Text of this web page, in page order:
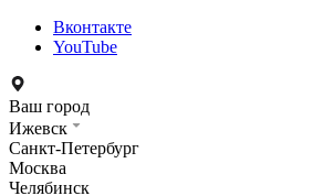
Вконтакте
YouTube
Ваш город
Ижевск
Санкт-Петербург
Москва
Челябинск